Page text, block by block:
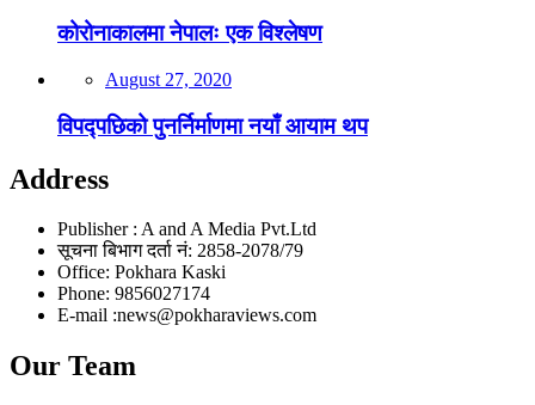
कोरोनाकालमा नेपालः एक विश्लेषण
August 27, 2020
विपद्पछिको पुनर्निर्माणमा नयाँ आयाम थप
Address
Publisher : A and A Media Pvt.Ltd
सूचना बिभाग दर्ता नं: 2858-2078/79
Office: Pokhara Kaski
Phone: 9856027174
E-mail :news@pokharaviews.com
Our Team